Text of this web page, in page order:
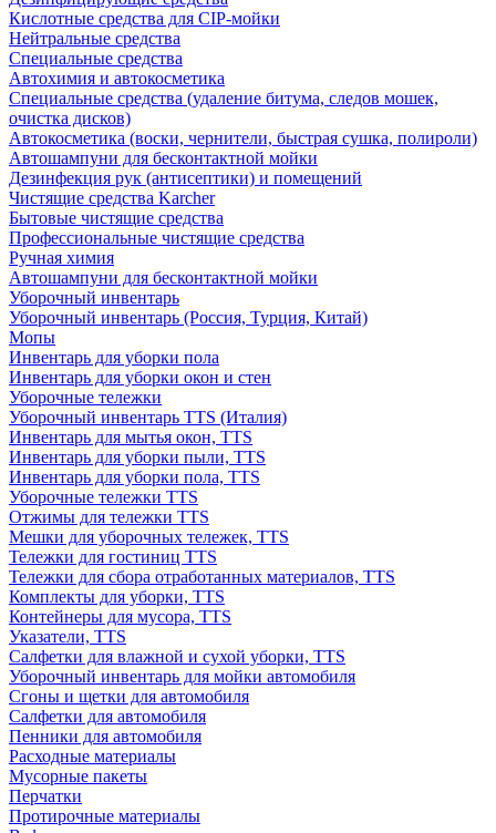
Кислотные средства для CIP-мойки
Нейтральные средства
Специальные средства
Автохимия и автокосметика
Специальные средства (удаление битума, следов мошек,
очистка дисков)
Автокосметика (воски, чернители, быстрая сушка, полироли)
Автошампуни для бесконтактной мойки
Дезинфекция рук (антисептики) и помещений
Чистящие средства Karcher
Бытовые чистящие средства
Профессиональные чистящие средства
Ручная химия
Автошампуни для бесконтактной мойки
Уборочный инвентарь
Уборочный инвентарь (Россия, Турция, Китай)
Мопы
Инвентарь для уборки пола
Инвентарь для уборки окон и стен
Уборочные тележки
Уборочный инвентарь TTS (Италия)
Инвентарь для мытья окон, TTS
Инвентарь для уборки пыли, TTS
Инвентарь для уборки пола, TTS
Уборочные тележки TTS
Отжимы для тележки TTS
Мешки для уборочных тележек, TTS
Тележки для гостиниц TTS
Тележки для сбора отработанных материалов, TTS
Комплекты для уборки, TTS
Контейнеры для мусора, TTS
Указатели, TTS
Салфетки для влажной и сухой уборки, TTS
Уборочный инвентарь для мойки автомобиля
Сгоны и щетки для автомобиля
Салфетки для автомобиля
Пенники для автомобиля
Расходные материалы
Мусорные пакеты
Перчатки
Протирочные материалы